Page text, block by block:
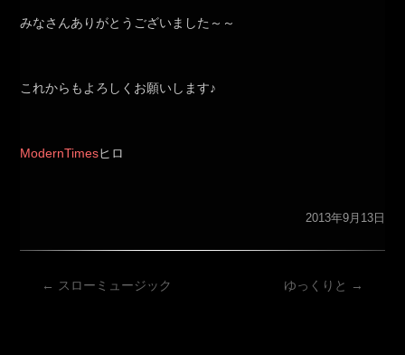
みなさんありがとうございました～～
これからもよろしくお願いします♪
ModernTimesヒロ
2013年9月13日
投
← スローミュージック ゆっくりと →